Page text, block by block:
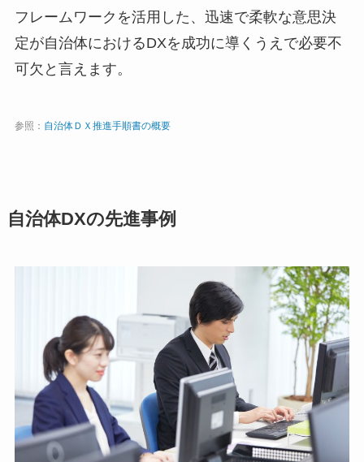
フレームワークを活用した、迅速で柔軟な意思決
定が自治体におけるDXを成功に導くうえで必要不
可欠と言えます。
参照： 自治体ＤＸ推進手順書の概要
自治体DXの先進事例